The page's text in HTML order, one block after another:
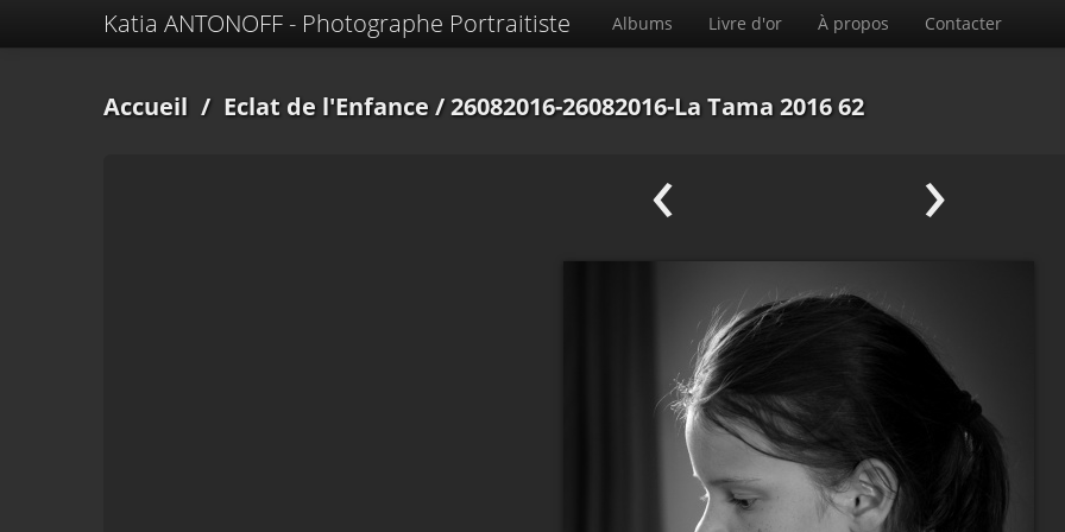
Katia ANTONOFF - Photographe Portraitiste Albums Livre d'or À propos Contacter
Accueil / Eclat de l'Enfance/ 26082016-26082016-La Tama 2016 62
‹ ›